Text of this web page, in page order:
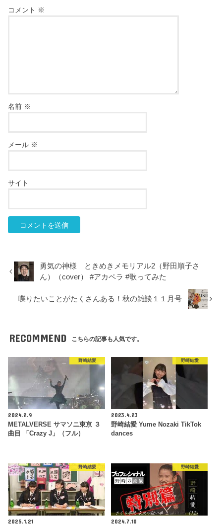
コメント ※
名前 ※
メール ※
サイト
勇気の神様 ときめきメモリアル2（野田順子さ
ん）（cover） #アカペラ #歌ってみた
喋りたいことがたくさんある！秋の雑談１１月号
RECOMMEND こちらの記事も人気です。
野崎結愛
2024.2.9
METALVERSE サマソニ東京 ３
曲目 「Crazy J」（フル）
野崎結愛
2023.4.23
野崎結愛 Yume Nozaki TikTok
dances
野崎結愛
2025.1.21
野崎結愛
2024.7.10